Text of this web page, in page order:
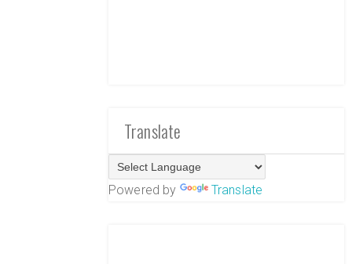
Translate
Powered by Translate